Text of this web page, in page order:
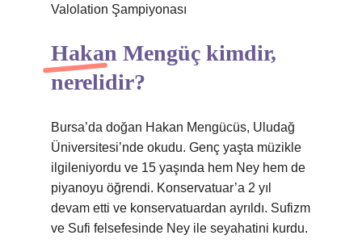
Valolation Şampiyonası
Hakan Mengüç kimdir,
nerelidir?
Bursa’da doğan Hakan Mengücüs, Uludağ
Üniversitesi’nde okudu. Genç yaşta müzikle
ilgileniyordu ve 15 yaşında hem Ney hem de
piyanoyu öğrendi. Konservatuar’a 2 yıl
devam etti ve konservatuardan ayrıldı. Sufizm
ve Sufi felsefesinde Ney ile seyahatini kurdu.